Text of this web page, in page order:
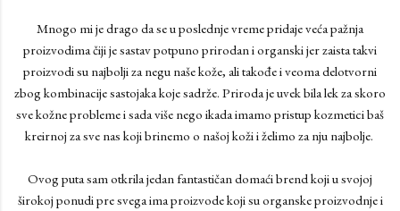
Mnogo mi je drago da se u poslednje vreme pridaje veća pažnja
proizvodima čiji je sastav potpuno prirodan i organski jer zaista takvi
proizvodi su najbolji za negu naše kože, ali takođe i veoma delotvorni
zbog kombinacije sastojaka koje sadrže. Priroda je uvek bila lek za skoro
sve kožne probleme i sada više nego ikada imamo pristup kozmetici baš
kreirnoj za sve nas koji brinemo o našoj koži i želimo za nju najbolje.
Ovog puta sam otkrila jedan fantastičan domaći brend koji u svojoj
širokoj ponudi pre svega ima proizvode koji su organske proizvodnje i